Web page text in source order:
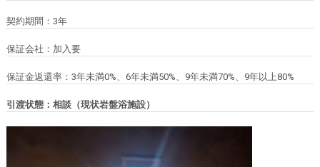
契約期間：3年
保証会社：加入要
保証金返還率：3年未満0%、6年未満50%、9年未満70%、9年以上80%
引渡状態：相談（現状岩盤浴施設）